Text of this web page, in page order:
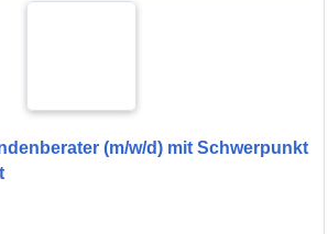
(m/w/d) mit Schwerpunkt